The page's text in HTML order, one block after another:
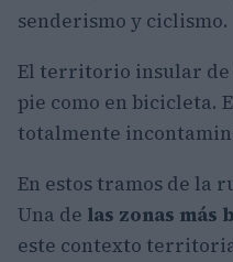
senderismo y ciclismo.
El territorio insular de
pie como en bicicleta.
totalmente
En estos tramos de la
Una de las zonas más
este contexto